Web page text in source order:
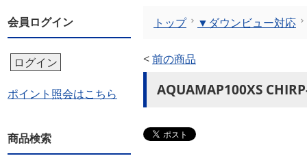
会員ログイン
ログイン
ポイント照会はこちら
商品検索
トップ ▼ダウンビュー対応
<前の商品
AQUAMAP100XS